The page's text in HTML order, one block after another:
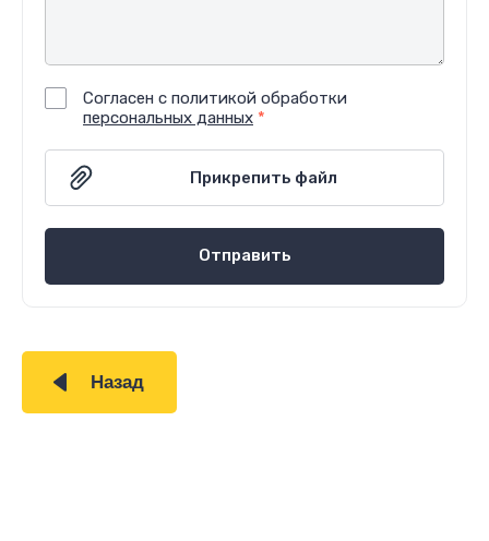
Согласен с политикой обработки
персональных данных *
Отправить
Назад